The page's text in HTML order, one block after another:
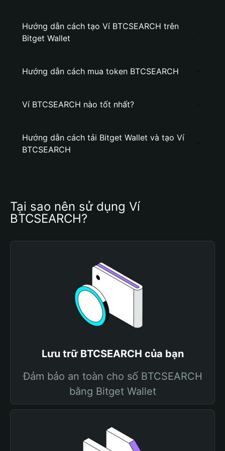
Hướng dẫn cách tạo Ví BTCSEARCH trên
Bitget Wallet
Hướng dẫn cách mua token BTCSEARCH
Ví BTCSEARCH nào tốt nhất?
Hướng dẫn cách tải Bitget Wallet và tạo Ví
BTCSEARCH
Tại sao nên sử dụng Ví
BTCSEARCH?
Lưu trữ BTCSEARCH của bạn
Đảm bảo an toàn cho số BTCSEARCH
bằng Bitget Wallet